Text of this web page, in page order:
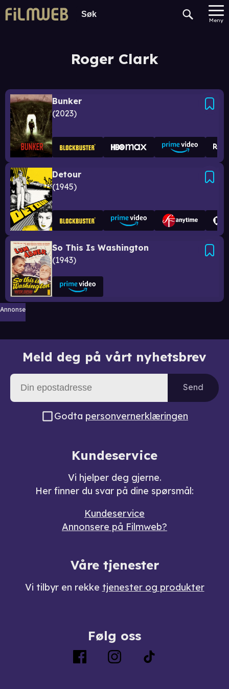
Meny
Roger Clark
Bunker
2023
Detour
1945
So This Is Washington
1943
Annonse
Meld deg på vårt nyhetsbrev
Send
Godta personvernerklæringen
Kundeservice
Vi hjelper deg gjerne.
Her finner du svar på dine spørsmål:
Kundeservice
Annonsere på Filmweb?
Våre tjenester
Vi tilbyr en rekke tjenester og produkter
Følg oss